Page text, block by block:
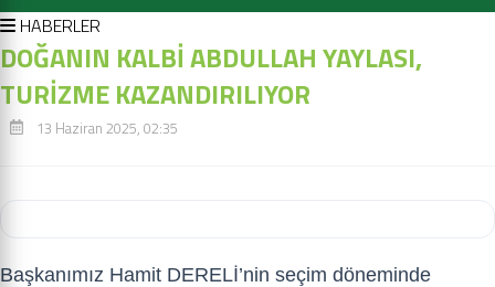
HABERLER
DOĞANIN KALBİ ABDULLAH YAYLASI,
TURİZME KAZANDIRILIYOR
13 Haziran 2025, 02:35
Başkanımız Hamit DERELİ’nin seçim döneminde